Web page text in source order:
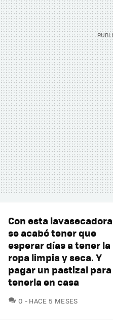
Con esta lavasecadora
se acabó tener que
esperar días a tener la
ropa limpia y seca. Y
pagar un pastizal para
tenerla en casa
0 COMENTARIOS
HACE 5 MESES